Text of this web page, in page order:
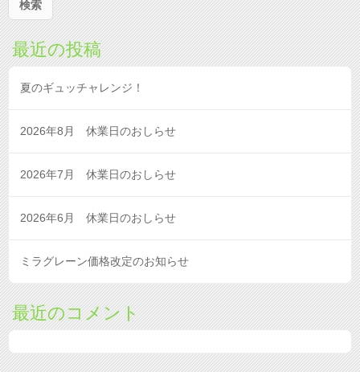
最近の投稿
夏のギュッチャレンジ！
2026年8月 休業日のおしらせ
2026年7月 休業日のおしらせ
2026年6月 休業日のおしらせ
ミラグレーン価格改定のお知らせ
最近のコメント